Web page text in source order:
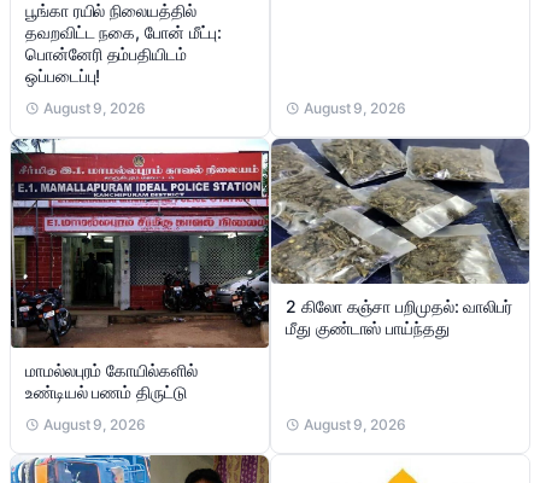
பூங்கா ரயில் நிலையத்தில்
தவறவிட்ட நகை, போன் மீட்பு:
பொன்னேரி தம்பதியிடம்
ஒப்படைப்பு!
August 9, 2026 August 9, 2026
மாமல்லபுரம் கோயில்களில்
உண்டியல் பணம் திருட்டு
August 9, 2026
2 கிலோ கஞ்சா பறிமுதல்: வாலிபர்
மீது குண்டாஸ் பாய்ந்தது
August 9, 2026